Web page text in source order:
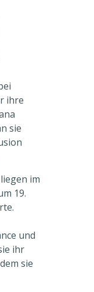
ihre
sie
im
19.
und
ihr
sie